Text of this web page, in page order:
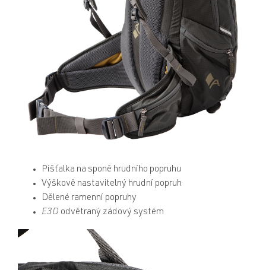
Píšťalka na sponě hrudního popruhu
Výškově nastavitelný hrudní popruh
Dělené ramenní popruhy
E3D odvětraný zádový systém